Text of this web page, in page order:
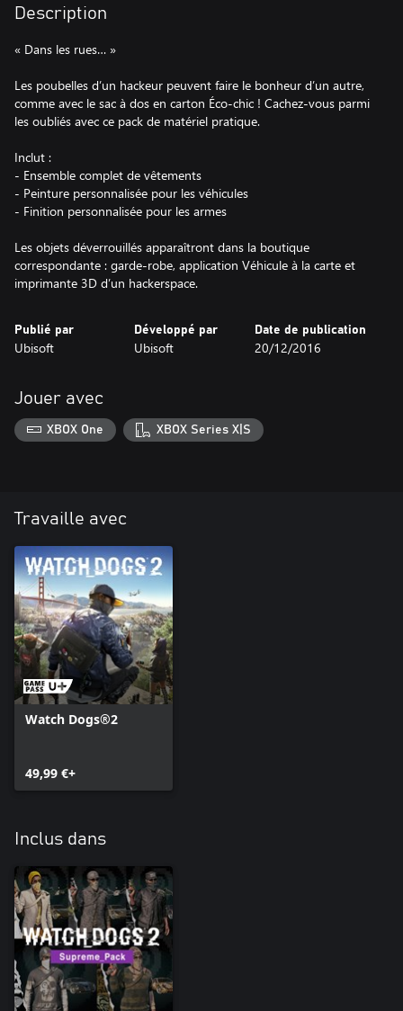
Description
« Dans les rues… »
Les poubelles d’un hackeur peuvent faire le bonheur d’un autre,
comme avec le sac à dos en carton Éco-chic ! Cachez-vous parmi
les oubliés avec ce pack de matériel pratique.
Inclut :
- Ensemble complet de vêtements
- Peinture personnalisée pour les véhicules
- Finition personnalisée pour les armes
Les objets déverrouillés apparaîtront dans la boutique
correspondante : garde-robe, application Véhicule à la carte et
imprimante 3D d’un hackerspace.
Publié par
Ubisoft
Développé par
Ubisoft
Date de publication
20/12/2016
Jouer avec
XBOX One XBOX Series X|S
Travaille avec
Watch Dogs®2
49,99 €+
Inclus dans